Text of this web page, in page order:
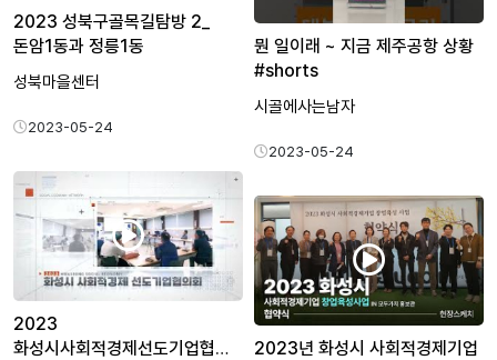
2023 성북구골목길탐방 2_
돈암1동과 정릉1동
성북마을센터
2023-05-24
뭔 일이래 ~ 지금 제주공항 상황
#shorts
시골에사는남자
2023-05-24
2023
화성시사회적경제선도기업협의회
2023년 화성시 사회적경제기업